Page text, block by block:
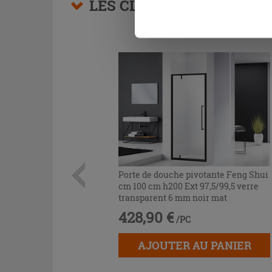
LES CLIENTS AYANT
Porte de douche pivotante Feng Shui
cm 100 cm h200 Ext 97,5/99,5 verre
transparent 6 mm noir mat
428,90 € /PC
AJOUTER AU PANIER